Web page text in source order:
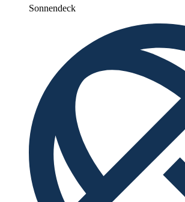
Sonnendeck